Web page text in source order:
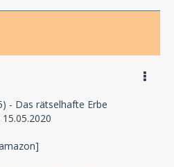
- Das rätselhafte Erbe
15.05.2020